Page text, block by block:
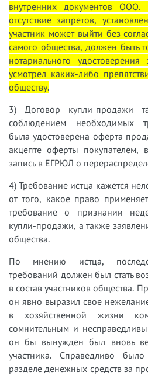
внутренних документов
отсутствие запретов,
участник может выйти без
самого общества, должен быть
нотариального
усмотрел каких-либо
обществу.
3) Договор купли-продажи
соблюдением необходимых
была удостоверена оферта
акцепте оферты покупателем,
запись в ЕГРЮЛ о
4) Требование истца кажется
от того, какое право
требование о признании
купли-продажи, а также
общества.
По мнению истца,
требований должен был стать
в состав участников общества.
он явно выразил свое
в хозяйственной жизни
сомнительным и
он бы вынужден был вновь
участника. Справедливо
разделе денежных средств за